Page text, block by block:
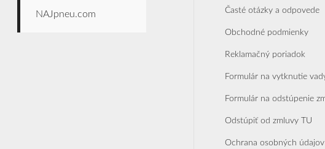
NAJpneu.com Časté otázky a odpovede
Obchodné podmienky
Reklamačný poriadok
Formulár na vytknutie
Formulár na odstúpenie
Odstúpiť od zmluvy TU
Ochrana osobných údajov